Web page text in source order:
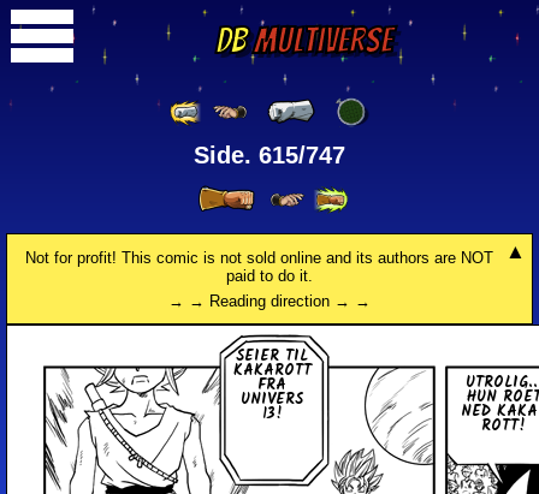
DBMultiverse
Side. 615/747
Not for profit! This comic is not sold online and its authors are NOT
paid to do it.
→ → Reading direction → →
SEIER TIL
KA­KA­ROTT
FRA
UNIVERS
13!
HUN
NED
ROTT!